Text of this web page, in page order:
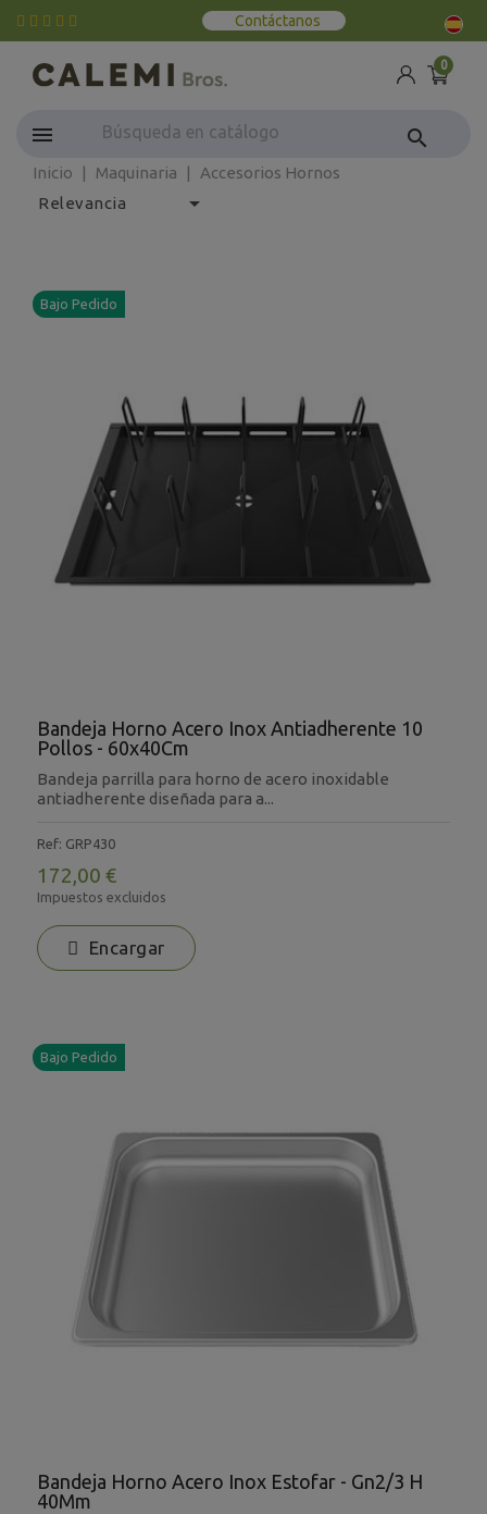
Contáctanos
0
search
Inicio Maquinaria
Accesorios Hornos
Relevancia

Bandeja Horno Acero Inox Antiadherente 10
Pollos - 60x40Cm
Bandeja parrilla para horno de acero inoxidable
antiadherente diseñada para a...
Ref: GRP430
172,00 €
Impuestos excluidos
Encargar
Bajo Pedido
Bandeja Horno Acero Inox Estofar - Gn2/3 H
40Mm
Bajo Pedido